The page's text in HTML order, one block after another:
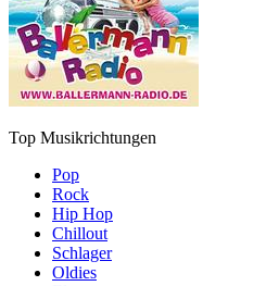
Top Musikrichtungen
Pop
Rock
Hip Hop
Chillout
Schlager
Oldies